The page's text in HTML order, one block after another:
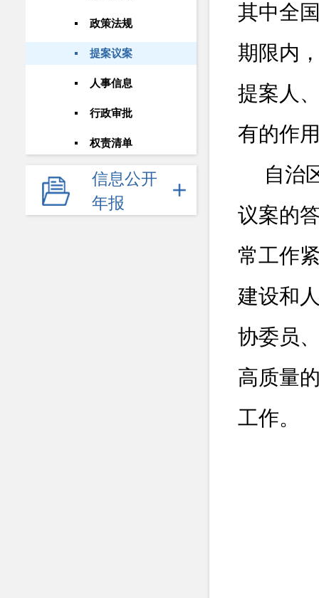
政策法规
提案议案
人事信息
行政审批
权责清单
信息公开
年报
其中全
期限内
提案人
有的作
自治
议案的
常工作
建设和
协委员
高质量
工作。